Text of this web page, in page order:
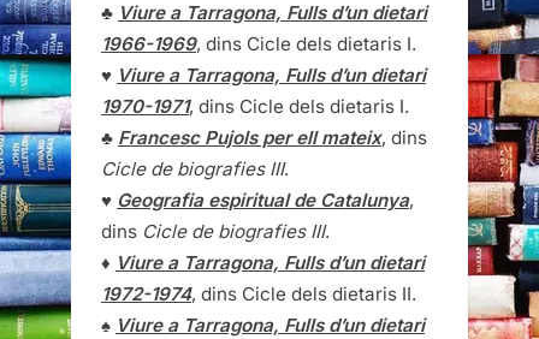
♣ Viure a Tarragona, Fulls d’un dietari
1966-1969, dins Cicle dels dietaris I.
♥ Viure a Tarragona, Fulls d’un dietari
1970-1971, dins Cicle dels dietaris I.
♣ Francesc Pujols per ell mateix, dins
Cicle de biografies III.
♥ Geografia espiritual de Catalunya,
dins Cicle de biografies III.
♦ Viure a Tarragona, Fulls d’un dietari
1972-1974, dins Cicle dels dietaris II.
♠ Viure a Tarragona, Fulls d’un dietari